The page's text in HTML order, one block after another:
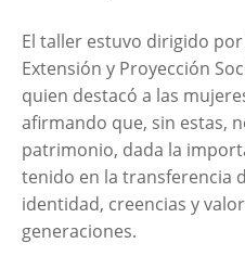
El taller estuvo dirigido
Extensión y Proyección
quien destacó a las
afirmando que, sin estas,
patrimonio, dada la
tenido en la transferencia
identidad, creencias y
generaciones.